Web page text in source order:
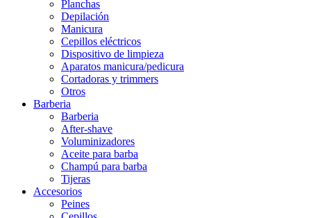
Planchas
Depilación
Manicura
Cepillos eléctricos
Dispositivo de limpieza
Aparatos manicura/pedicura
Cortadoras y trimmers
Otros
Barberia
Barberia
After-shave
Voluminizadores
Aceite para barba
Champú para barba
Tijeras
Accesorios
Peines